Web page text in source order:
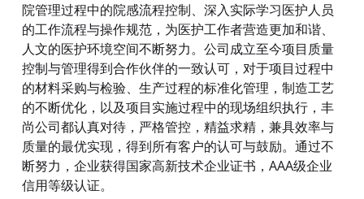
院管理过程中的院感流程控制、深入实际学习医护人员
的工作流程与操作规范，为医护工作者营造更加和谐、
人文的医护环境空间不断努力。公司成立至今项目质量
控制与管理得到合作伙伴的一致认可，对于项目过程中
的材料采购与检验、生产过程的标准化管理，制造工艺
的不断优化，以及项目实施过程中的现场组织执行，丰
尚公司都认真对待，严格管控，精益求精，兼具效率与
质量的最优实现，得到所有客户的认可与鼓励。通过不
断努力，企业获得国家高新技术企业证书，AAA级企业
信用等级认证。